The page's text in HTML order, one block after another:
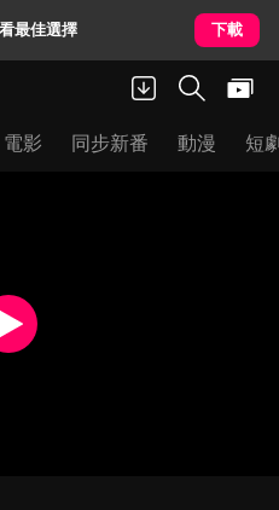
最佳選擇 下載
電影 同步新番 動漫 短